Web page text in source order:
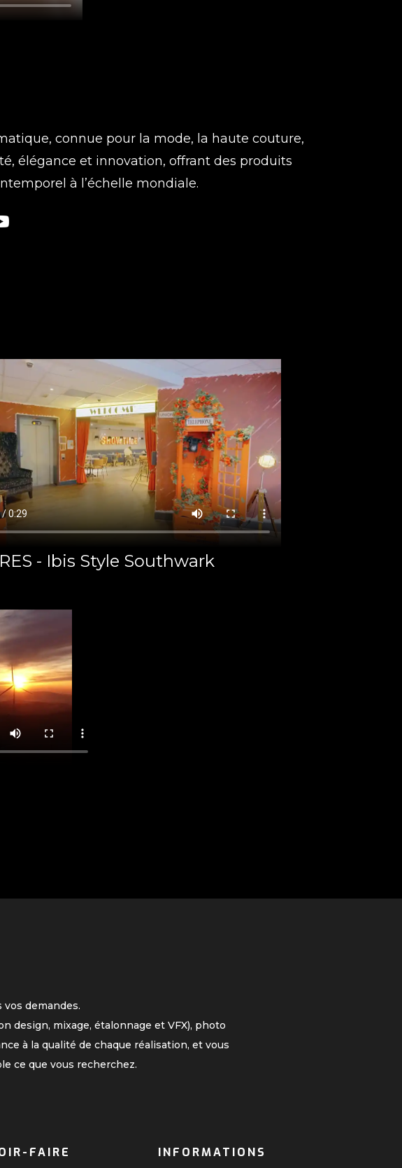
connue pour la mode, la haute couture,
élégance et innovation, offrant des produits
à l’échelle mondiale.
- Ibis Style Southwark
demandes.
design, mixage, étalonnage et VFX), photo
à la qualité de chaque réalisation, et vous
ce que vous recherchez.
FAIRE INFORMATIONS